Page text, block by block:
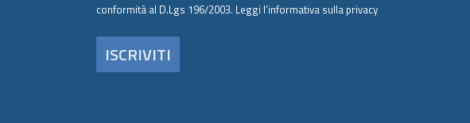
conformità al D.Lgs 196/2003. Leggi l’informativa sulla privacy